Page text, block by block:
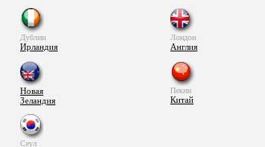
Дублин
Ирландия
Лондон
Англия
Новая
Зеландия
Пекин
Китай
Сеул